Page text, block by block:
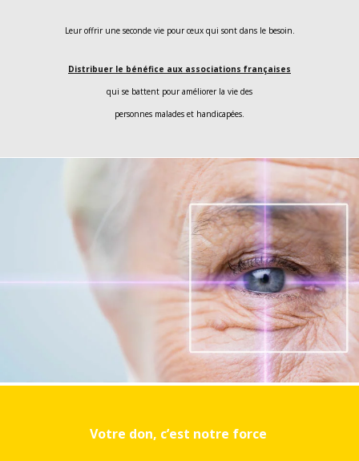
Leur offrir une seconde vie pour ceux qui sont dans le besoin.
Distribuer le bénéfice aux associations françaises
qui se battent pour améliorer la vie des
personnes malades et handicapées.
Votre don, c’est notre force